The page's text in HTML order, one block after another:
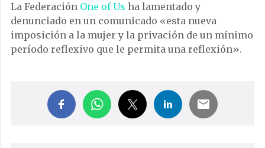
La Federación One of Us ha lamentado y
denunciado en un comunicado «esta nueva
imposición a la mujer y la privación de un mínimo
período reflexivo que le permita una reflexión».